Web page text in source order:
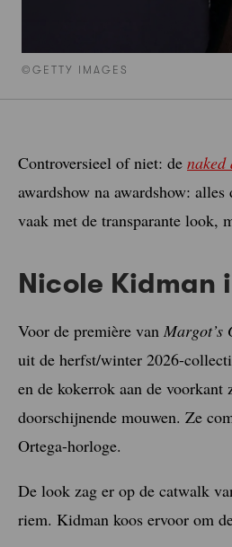
©GETTY IMAGES
Controversieel of niet: de naked
awardshow na awardshow:
vaak met de transparante look,
Nicole Kidman
Voor de première van Margot’s
uit de herfst/winter 2026-
en de kokerrok aan de
doorschijnende mouwen. Ze
Ortega-horloge.
De look zag er op de catwalk
riem. Kidman koos ervoor om